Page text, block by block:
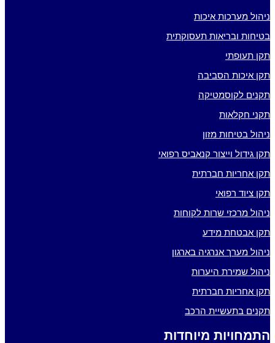
ניהול מערכות איכות
בטיחות ובריאות תעסוקתית
תקן תעופתי
תקן איכות הסביבה
תקנים לקוסמטיקה
תקני חקלאות
ניהול בטיחות מזון
תקן גידול וייצור קנאביס רפואי
תקן אחריות חברתית
תקן ציוד רפואי
ניהול מרכזי שרות לקוחות
תקן אבטחת מידע
ניהול מערך אנרגיה בארגון
ניהול שמירת היערות
תקן אחריות חברתית
תקנים בתעשיית הרכב
התמחויות מיוחדות